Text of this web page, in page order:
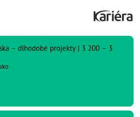
– dlhodobé projekty | 3 200 – 3